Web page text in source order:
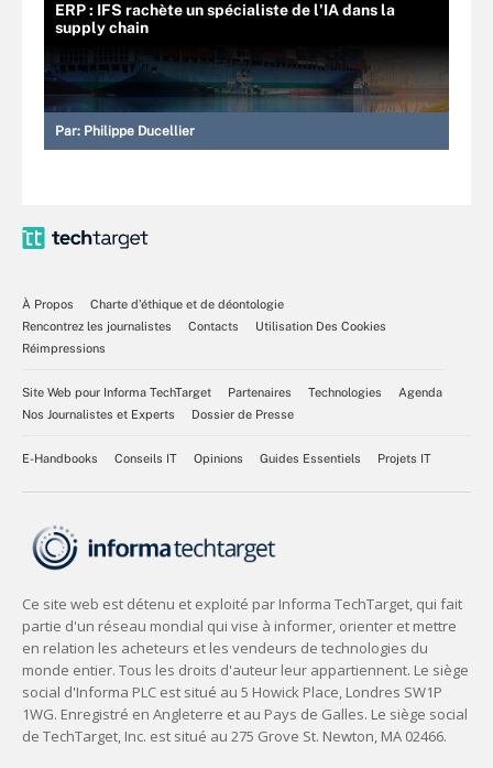
ERP : IFS rachète un spécialiste de l'IA dans la
supply chain
Par: Philippe Ducellier
À Propos
Charte d’éthique et de déontologie
Rencontrez les journalistes
Contacts
Utilisation Des Cookies
Réimpressions
Site Web pour Informa TechTarget Partenaires Technologies
Agenda
Nos Journalistes et Experts
Dossier de Presse
E-Handbooks Conseils IT Opinions Guides Essentiels Projets IT